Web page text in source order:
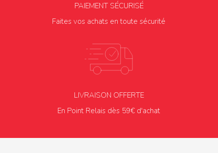
PAIEMENT SÉCURISÉ
Faites vos achats en toute sécurité
LIVRAISON OFFERTE
En Point Relais dès 59€ d'achat